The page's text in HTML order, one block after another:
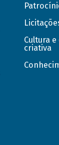
Cultura
criativa